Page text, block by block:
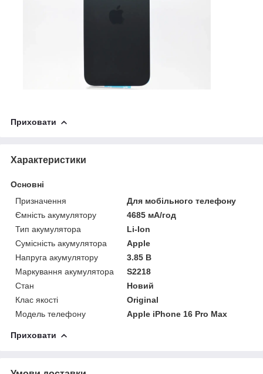
Приховати
Характеристики
Основні
Призначення
Для мобільного телефону
Ємність акумулятору
4685 мА/год
Тип акумулятора
Li-Ion
Сумісність акумулятора
Apple
Напруга акумулятору
3.85 В
Маркування акумулятора
S2218
Стан
Новий
Клас якості
Original
Модель телефону
Apple iPhone 16 Pro Max
Приховати